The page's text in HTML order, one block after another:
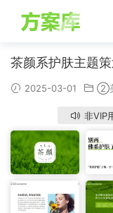
茶颜系护肤主题
2025-03-01 ②
非VIP